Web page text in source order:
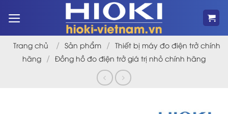
qua
dungTrang chủ / Sản phẩm / Thiết bị máy đo điện trở chính
hãng
/ Đồng hồ đo điện trở giá trị nhỏ chính hãng